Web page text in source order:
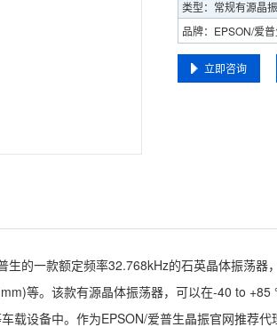
类型：常规有源晶振
品牌：EPSON/爱普
立即咨询
生的一款额定频率32.768kHz的石英晶体振荡
等。该款有源晶体振荡器，可以在-40 to
载设备中。作为EPSON/爱普生晶振官网推荐